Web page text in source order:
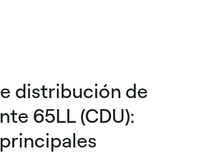
distribución de
65LL (CDU):